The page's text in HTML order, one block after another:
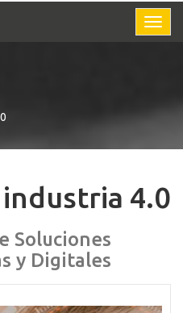
4.0
Soluciones
y Digitales